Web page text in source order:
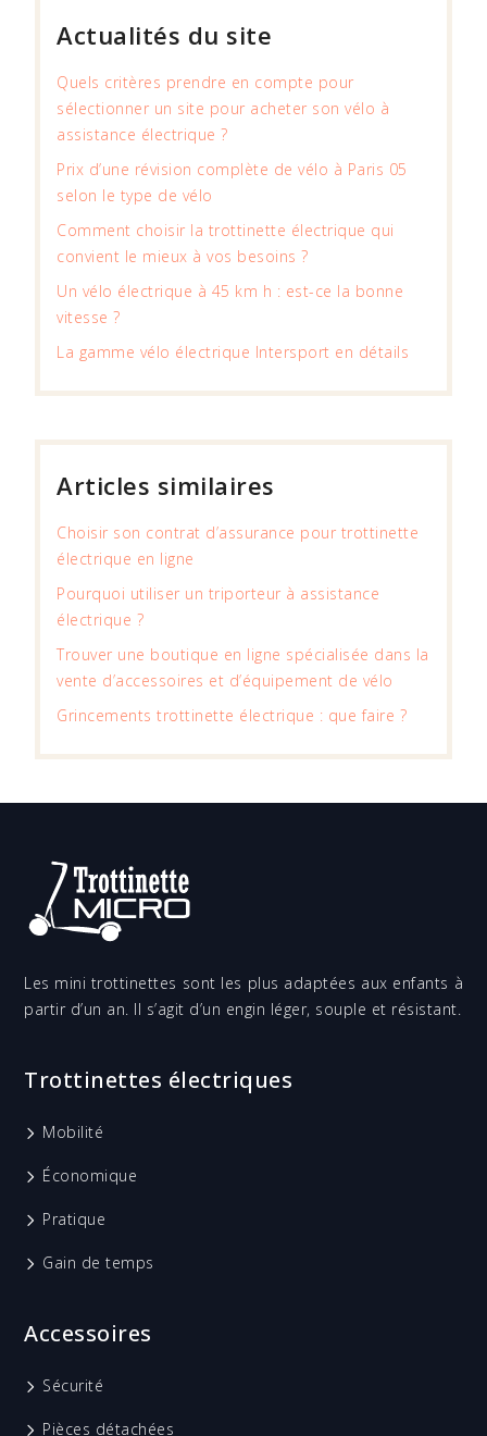
Actualités du site
Quels critères prendre en compte pour
sélectionner un site pour acheter son vélo à
assistance électrique ?
Prix d’une révision complète de vélo à Paris 05
selon le type de vélo
Comment choisir la trottinette électrique qui
convient le mieux à vos besoins ?
Un vélo électrique à 45 km h : est-ce la bonne
vitesse ?
La gamme vélo électrique Intersport en détails
Articles similaires
Choisir son contrat d’assurance pour trottinette
électrique en ligne
Pourquoi utiliser un triporteur à assistance
électrique ?
Trouver une boutique en ligne spécialisée dans la
vente d’accessoires et d’équipement de vélo
Grincements trottinette électrique : que faire ?
Les mini trottinettes sont les plus adaptées aux enfants à
partir d’un an. Il s’agit d’un engin léger, souple et résistant.
Trottinettes électriques
Mobilité
Économique
Pratique
Gain de temps
Accessoires
Sécurité
Pièces détachées